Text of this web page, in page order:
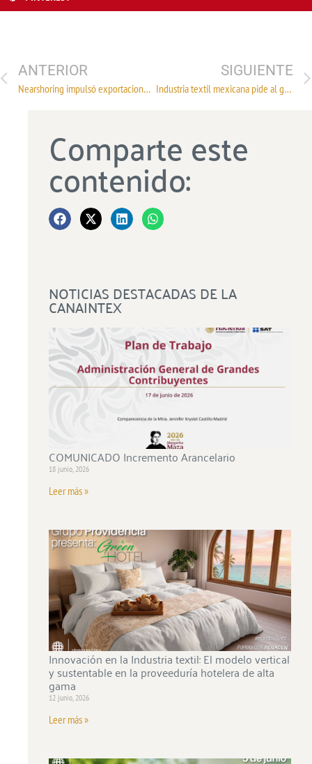
ANTERIOR
Nearshoring impulsó exportaciones de textiles mexicanos
SIGUIENTE
Industria textil mexicana pide al gobierno acciones para combatir la piratería
Comparte este
contenido:
NOTICIAS DESTACADAS DE LA
CANAINTEX
COMUNICADO Incremento Arancelario
18 junio, 2026
Leer más »
Innovación en la Industria textil: El modelo vertical
y sustentable en la proveeduría hotelera de alta
gama
12 junio, 2026
Leer más »